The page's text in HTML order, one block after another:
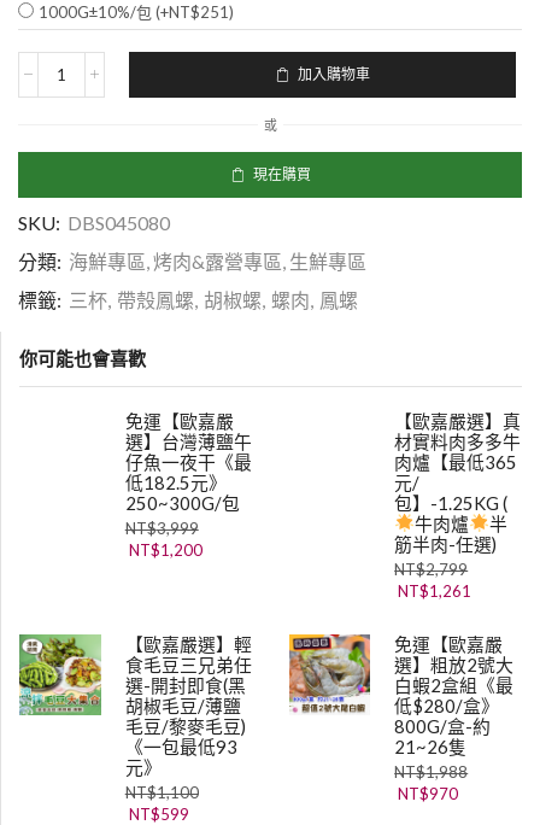
1000G±10%/包 (+NT$251)
加入購物車
或
現在購買
SKU: DBS045080
分類: 海鮮專區 烤肉&露營專區 生鮮專區
標籤: 三杯 帶殼鳳螺 胡椒螺 螺肉 鳳螺
你可能也會喜歡
免運【歐嘉嚴
選】台灣薄鹽午
仔魚一夜干《最
低182.5元》
250~300G/包
NT$3,999
NT$1,200
【歐嘉嚴選】真
材實料肉多多牛
肉爐【最低365
元/
包】-1.25KG (
牛肉爐
半
筋半肉-任選)
NT$2,799
NT$1,261
【歐嘉嚴選】輕
食毛豆三兄弟任
選-開封即食(黑
胡椒毛豆/薄鹽
毛豆/黎麥毛豆)
《一包最低93
元》
NT$1,100
NT$599
免運【歐嘉嚴
選】粗放2號大
白蝦2盒組《最
低$280/盒》
800G/盒-約
21~26隻
NT$1,988
NT$970